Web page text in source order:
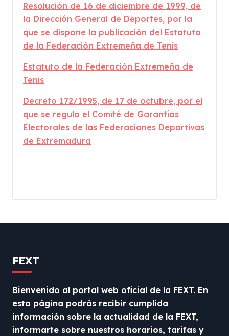
Resolución de 16 de diciembre de 1999, de
la Dirección General de Deportes, por la
que se dispone la publicación del Estatuto
de la Federación Extremeña de Tenis
Estatuto de la Federación Extremeña de
Tenis
Decreto 172/1995, de 17 de octubre, por el
que se regula el Comité de Garantías
Electorales de las Federaciones Deportivas
de Extremadura
FEXT
Bienvenido al portal web oficial de la FEXT. En
esta página podrás recibir cumplida
información sobre la actualidad de la FEXT,
informarte sobre nuestros horarios, tarifas y